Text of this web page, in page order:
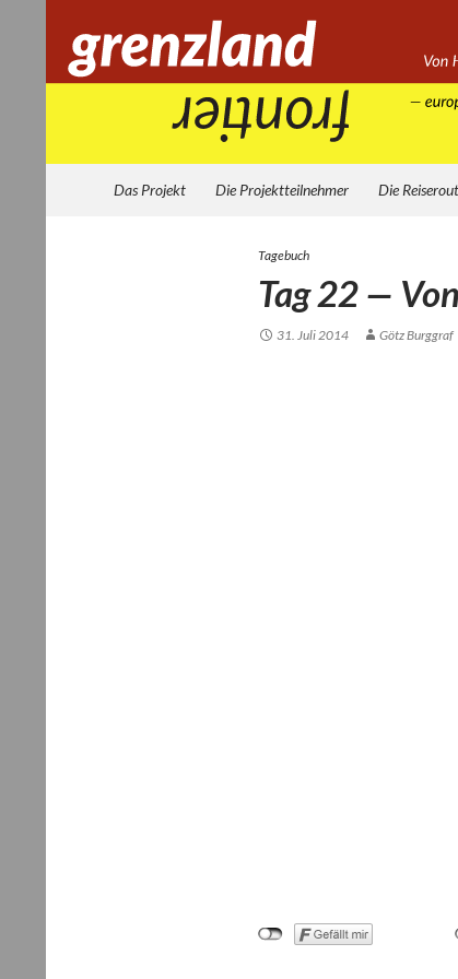
Grenzland
Das Projekt Die Projektteilnehmer Die
Tagebuch
Tag 22 —
31. Juli 2014 Götz Burggraf